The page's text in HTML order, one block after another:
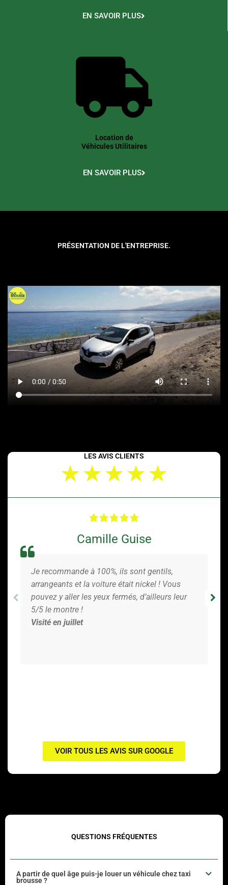
EN SAVOIR PLUS
Location de
Véhicules Utilitaires
EN SAVOIR PLUS
PRÉSENTATION DE L'ENTREPRISE.
LES AVIS CLIENTS
★★★★★
t
5
Camille Guise
Je recommande à 100%, ils sont gentils,
arrangeants et la voiture était nickel ! Vous
pouvez y aller les yeux fermés, d’ailleurs leur
5/5 le montre !
Visité en juillet
VOIR TOUS LES AVIS SUR GOOGLE
QUESTIONS FRÉQUENTES
A partir de quel âge puis-je louer un véhicule chez taxi
brousse ?